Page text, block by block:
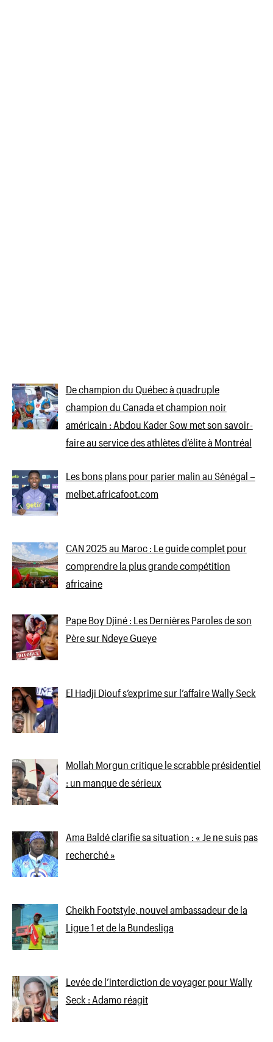
De champion du Québec à quadruple
champion du Canada et champion noir
américain : Abdou Kader Sow met son savoir-
faire au service des athlètes d’élite à Montréal
Les bons plans pour parier malin au Sénégal –
melbet.africafoot.com
CAN 2025 au Maroc : Le guide complet pour
comprendre la plus grande compétition
africaine
Pape Boy Djiné : Les Dernières Paroles de son
Père sur Ndeye Gueye
El Hadji Diouf s’exprime sur l’affaire Wally Seck
Mollah Morgun critique le scrabble présidentiel
: un manque de sérieux
Ama Baldé clarifie sa situation : « Je ne suis pas
recherché »
Cheikh Footstyle, nouvel ambassadeur de la
Ligue 1 et de la Bundesliga
Levée de l’interdiction de voyager pour Wally
Seck : Adamo réagit